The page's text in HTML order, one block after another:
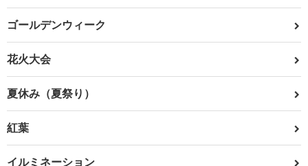
ゴールデンウィーク
花火大会
夏休み（夏祭り）
紅葉
イルミネーション